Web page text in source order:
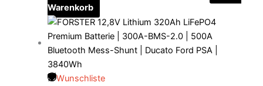
Warenkorb
Wunschliste